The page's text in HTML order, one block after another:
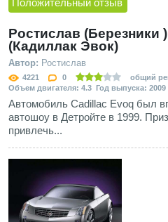
Ростислав (Березники
(Кадиллак Эвок)
Автор: Ростислав
4221 0
общий
Объем двигателя: 4.3 Год выпуска: 2009
Автомобиль Cadillac Evoq был
автошоу в Детройте в 1999.
привлечь...